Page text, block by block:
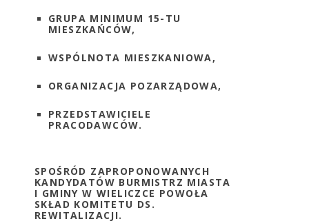
GRUPA MINIMUM 15-TU
MIESZKAŃCÓW,
WSPÓLNOTA MIESZKANIOWA,
ORGANIZACJA POZARZĄDOWA,
PRZEDSTAWICIELE
PRACODAWCÓW.
SPOŚRÓD ZAPROPONOWANYCH
KANDYDATÓW BURMISTRZ MIASTA
I GMINY W WIELICZCE POWOŁA
SKŁAD KOMITETU DS.
REWITALIZACJI.